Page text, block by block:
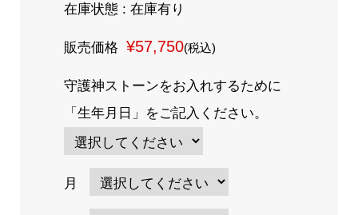
在庫状態 : 在庫有り
販売価格 ¥57,750(税込)
守護神ストーンをお入れするために
「生年月日」をご記入ください。
月